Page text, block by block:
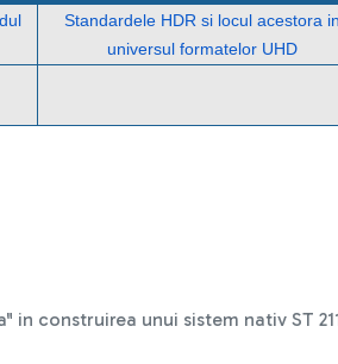
standardul
Standardele HDR si locul acestora in
universul formatelor UHD
construirea unui sistem nativ ST